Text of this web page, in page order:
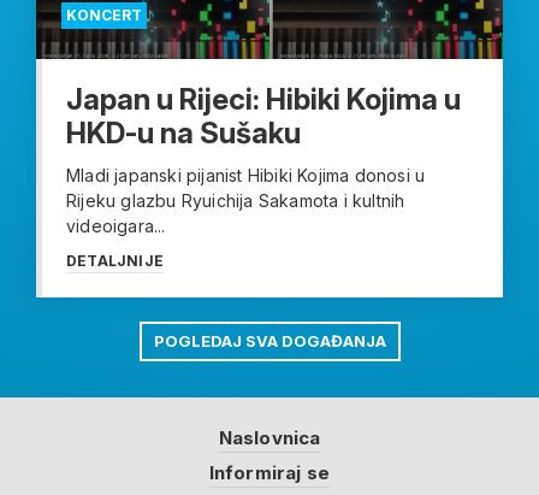
KONCERT
Japan u Rijeci: Hibiki Kojima u
HKD-u na Sušaku
Mladi japanski pijanist Hibiki Kojima donosi u
Rijeku glazbu Ryuichija Sakamota i kultnih
videoigara...
DETALJNIJE
POGLEDAJ SVA DOGAĐANJA
Naslovnica
Informiraj se